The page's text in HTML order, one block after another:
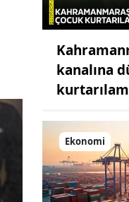
kanalına
Ekonomi